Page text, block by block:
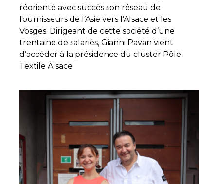
réorienté avec succès son réseau de
fournisseurs de l’Asie vers l’Alsace et les
Vosges. Dirigeant de cette société d’une
trentaine de salariés, Gianni Pavan vient
d’accéder à la présidence du cluster Pôle
Textile Alsace.